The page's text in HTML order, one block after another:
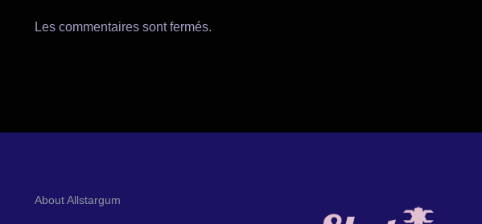
Les commentaires sont fermés.
About Allstargum